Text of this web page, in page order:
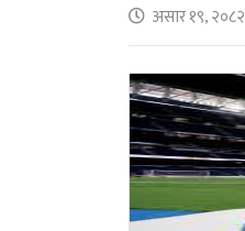
असार १९, २०८२